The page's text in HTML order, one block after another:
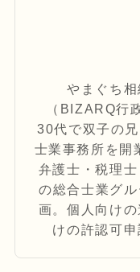
やまぐち
（BIZARQ行
30代で双子の
士業事務所を開
弁護士・税理
の総合士業グ
画。個人向け
けの許認可申